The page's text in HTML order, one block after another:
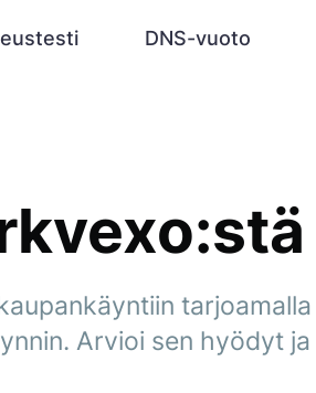
DNS-vuoto
tarjoamalla
Arvioi sen hyödyt ja